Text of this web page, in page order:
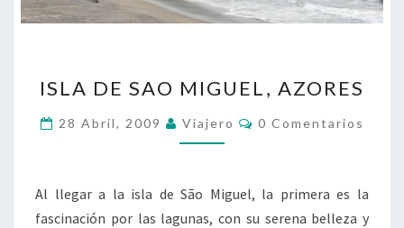
DE
SAO
MIGUEL,
ISLA DE SAO MIGUEL, AZORES
28 Abril, 2009 Viajero Comentarios
0 Comentarios
Al llegar a la isla de São Miguel, la primera es la
fascinación por las lagunas, con su serena belleza y